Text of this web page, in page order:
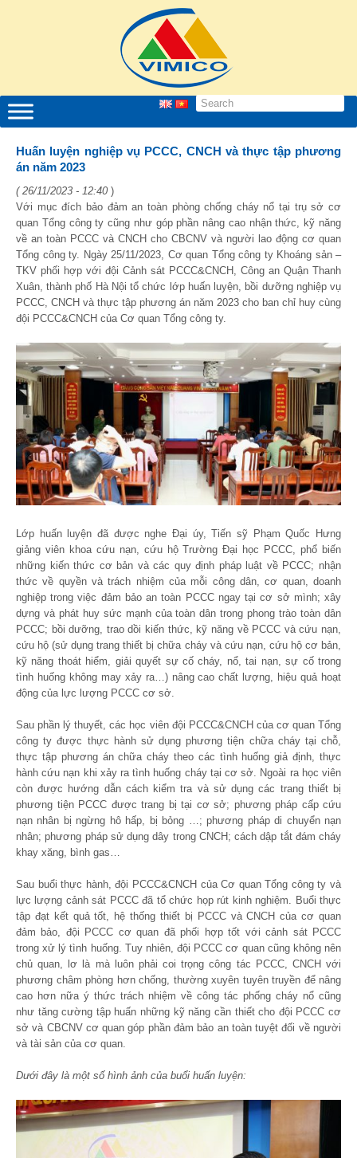
Huấn luyện nghiệp vụ PCCC, CNCH và thực tập phương
án năm 2023
( 26/11/2023 - 12:40 )
Với mục đích bảo đảm an toàn phòng chống cháy nổ tại trụ sở cơ
quan Tổng công ty cũng như góp phần nâng cao nhận thức, kỹ năng
về an toàn PCCC và CNCH cho CBCNV và người lao động cơ quan
Tổng công ty. Ngày 25/11/2023, Cơ quan Tổng công ty Khoáng sản –
TKV phối hợp với đội Cảnh sát PCCC&CNCH, Công an Quận Thanh
Xuân, thành phố Hà Nội tổ chức lớp huấn luyện, bồi dưỡng nghiệp vụ
PCCC, CNCH và thực tập phương án năm 2023 cho ban chỉ huy cùng
đội PCCC&CNCH của Cơ quan Tổng công ty.
Lớp huấn luyện đã được nghe Đại úy, Tiến sỹ Phạm Quốc Hưng
giảng viên khoa cứu nạn, cứu hộ Trường Đại học PCCC, phổ biến
những kiến thức cơ bản và các quy định pháp luật về PCCC; nhận
thức về quyền và trách nhiệm của mỗi công dân, cơ quan, doanh
nghiệp trong việc đảm bảo an toàn PCCC ngay tại cơ sở mình; xây
dựng và phát huy sức mạnh của toàn dân trong phong trào toàn dân
PCCC; bồi dưỡng, trao dồi kiến thức, kỹ năng về PCCC và cứu nạn,
cứu hộ (sử dụng trang thiết bị chữa cháy và cứu nạn, cứu hộ cơ bản,
kỹ năng thoát hiểm, giải quyết sự cố cháy, nổ, tai nạn, sự cố trong
tình huống không may xảy ra…) nâng cao chất lượng, hiệu quả hoạt
động của lực lượng PCCC cơ sở.
Sau phần lý thuyết, các học viên đội PCCC&CNCH của cơ quan Tổng
công ty được thực hành sử dụng phương tiện chữa cháy tại chỗ,
thực tập phương án chữa cháy theo các tình huống giả định, thực
hành cứu nạn khi xảy ra tình huống cháy tại cơ sở. Ngoài ra học viên
còn được hướng dẫn cách kiểm tra và sử dụng các trang thiết bị
phương tiện PCCC được trang bị tại cơ sở; phương pháp cấp cứu
nạn nhân bị ngừng hô hấp, bị bỏng …; phương pháp di chuyển nạn
nhân; phương pháp sử dụng dây trong CNCH; cách dập tắt đám cháy
khay xăng, bình gas…
Sau buổi thực hành, đội PCCC&CNCH của Cơ quan Tổng công ty và
lực lượng cảnh sát PCCC đã tổ chức họp rút kinh nghiệm. Buổi thực
tập đạt kết quả tốt, hệ thống thiết bị PCCC và CNCH của cơ quan
đảm bảo, đội PCCC cơ quan đã phối hợp tốt với cảnh sát PCCC
trong xử lý tình huống. Tuy nhiên, đội PCCC cơ quan cũng không nên
chủ quan, lơ là mà luôn phải coi trọng công tác PCCC, CNCH với
phương châm phòng hơn chống, thường xuyên tuyên truyền để nâng
cao hơn nữa ý thức trách nhiệm về công tác phống cháy nổ cũng
như tăng cường tập huấn những kỹ năng cần thiết cho đội PCCC cơ
sở và CBCNV cơ quan góp phần đảm bảo an toàn tuyệt đối về người
và tài sản của cơ quan.
Dưới đây là một số hình ảnh của buổi huấn luyện: